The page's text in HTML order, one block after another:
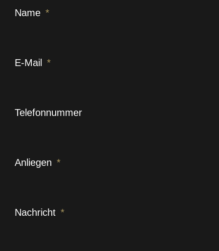
Name
E-Mail
Telefonnummer
Anliegen
Nachricht